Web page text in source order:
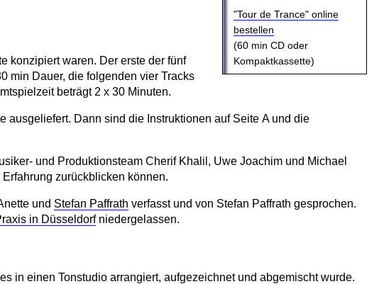
"Tour de Trance" online
bestellen
(60 min CDoder
Kompaktkassette)
konzipiert waren. Der erste der fünf
min Dauer, die folgenden vier Tracks
beträgt 2 x 30 Minuten.
Dann sind die Instruktionen auf Seite A und die
und Produktionsteam Cherif Khalil , Uwe Joachim und Michael
zurückblicken können.
und Stefan Paffrath verfasst und von Stefan Paffrath gesprochen.
in Düsseldorfniedergelassen.
in einen Tonstudio arrangiert, aufgezeichnet und abgemischt wurde.